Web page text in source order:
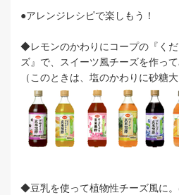
●アレンジレシピで楽しもう！
◆レモンのかわりにコープの『く
ズ』で、スイーツ風チーズを作って
（このときは、塩のかわりに砂糖
◆豆乳を使って植物性チーズ風に